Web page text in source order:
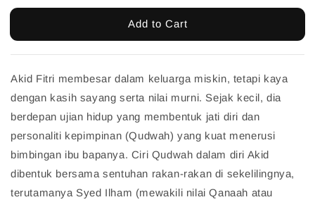
Add to Cart
Akid Fitri membesar dalam keluarga miskin, tetapi kaya
dengan kasih sayang serta nilai murni. Sejak kecil, dia
berdepan ujian hidup yang membentuk jati diri dan
personaliti kepimpinan (Qudwah) yang kuat menerusi
bimbingan ibu bapanya. Ciri Qudwah dalam diri Akid
dibentuk bersama sentuhan rakan-rakan di sekelilingnya,
terutamanya Syed Ilham (mewakili nilai Qanaah atau